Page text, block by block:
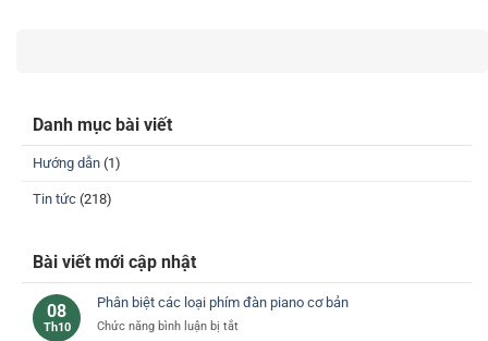
Danh mục bài viết
Hướng dẫn (1)
Tin tức (218)
Bài viết mới cập nhật
08
Th10
Phân biệt các loại phím đàn piano cơ bản
Chức năng bình luận bị tắtở